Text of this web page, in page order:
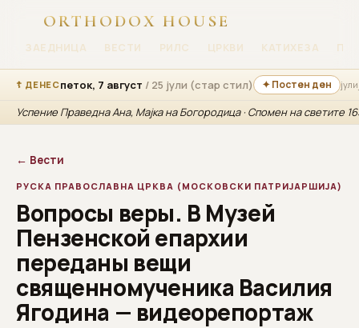
ORTHODOX HOUSE
ЗАЕДНИЦА ВЕСТИ РИЛС ЦРКВИ КАТИХЕЗА
☦ ДЕНЕСпеток, 7 август / 25 јули (стар стил) ✦ Постен ден
Успение Праведна Ана, Мајка на Богородица · Спомен на светите
← Вести
РУСКА ПРАВОСЛАВНА ЦРКВА (МОСКОВСКИ ПАТРИЈАРШИЈА)
Вопросы веры. В Музей
Пензенской епархии
переданы вещи
священномученика Василия
Ягодина — видеорепортаж